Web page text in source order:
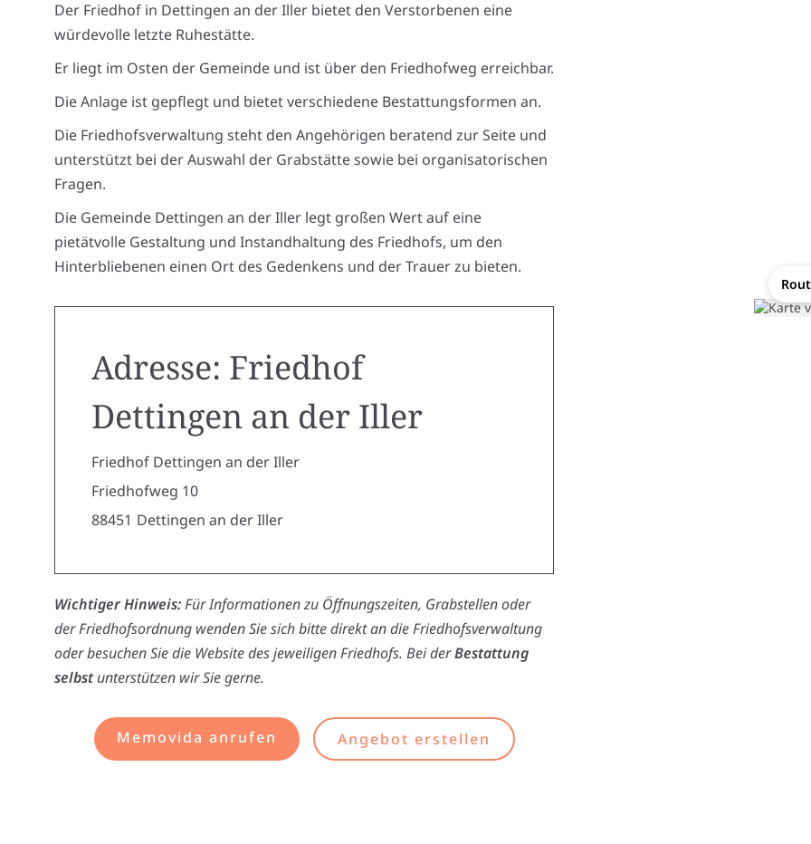
Der Friedhof in Dettingen an der Iller bietet den Verstorbenen eine
würdevolle letzte Ruhestätte.
Er liegt im Osten der Gemeinde und ist über den Friedhofweg erreichbar.
Die Anlage ist gepflegt und bietet verschiedene Bestattungsformen an.
Die Friedhofsverwaltung steht den Angehörigen beratend zur Seite und
unterstützt bei der Auswahl der Grabstätte sowie bei organisatorischen
Fragen.
Die Gemeinde Dettingen an der Iller legt großen Wert auf eine
pietätvolle Gestaltung und Instandhaltung des Friedhofs, um den
Hinterbliebenen einen Ort des Gedenkens und der Trauer zu bieten.
Adresse: Friedhof
Dettingen an der Iller
Friedhof Dettingen an der Iller
Friedhofweg 10
88451 Dettingen an der Iller
Wichtiger Hinweis:Für Informationen zu Öffnungszeiten, Grabstellen oder
der Friedhofsordnung wenden Sie sich bitte direkt an die Friedhofsverwaltung
oder besuchen Sie die Website des jeweiligen Friedhofs. Bei derBestattung
selbstunterstützen wir Sie gerne.
Memovida anrufen Angebot erstellen